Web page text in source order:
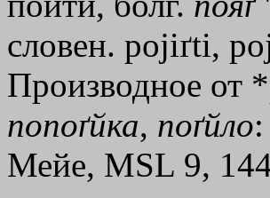
словен. pojiґti,
Производное от
попоґйка, поґйло
Мейе, МSL 9,